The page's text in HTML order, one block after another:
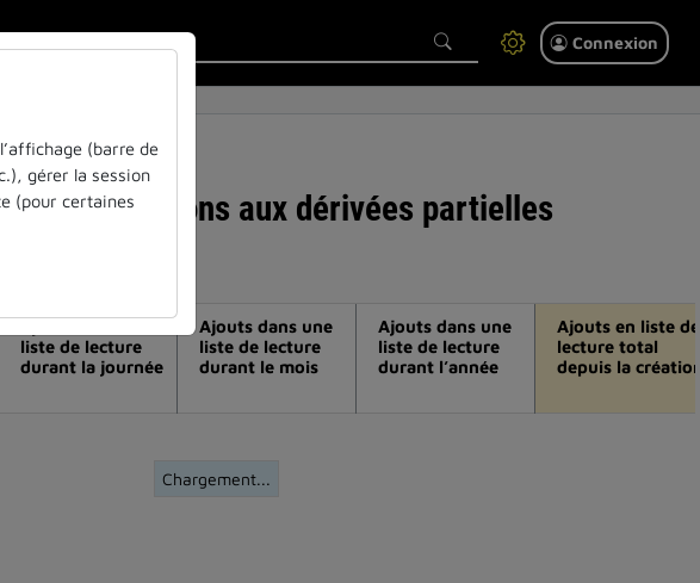
Connexion
les équations aux dérivées partielles
Chargement...
liste de lecture
durant la journée
Ajouts dans une
liste de lecture
durant le mois
Ajouts dans une
liste de lecture
durant l’année
Ajouts en liste de
lecture total
depuis la
(barre de
gérer la session
(pour certaines